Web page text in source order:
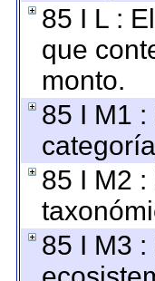
85 I L :
que
monto.
85 I M1
85 I M2
85 I M3